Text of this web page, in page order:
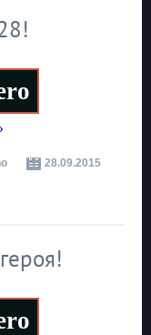
28.09.2015